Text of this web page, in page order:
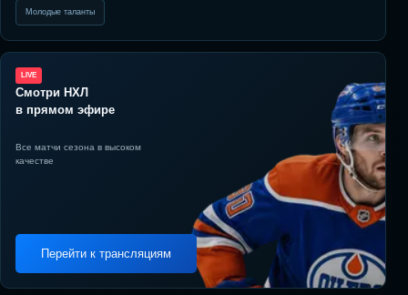
Молодые таланты
LIVE
Смотри НХЛ
в прямом эфире
Все матчи сезона в высоком
качестве
Перейти к трансляциям